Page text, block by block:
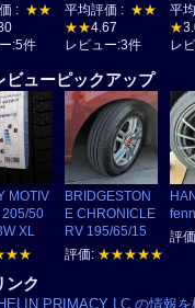
: ★★
:5件
平均評価 : ★★
★★4.67
レビュー:3件
平
★
レ
ビューピックアップ
MOTIV
205/50
XL
BRIDGESTON
E CHRONICLE
RV 195/65/15
評価: ★★★★★
評
ンク
PRIMACY LC の情報を